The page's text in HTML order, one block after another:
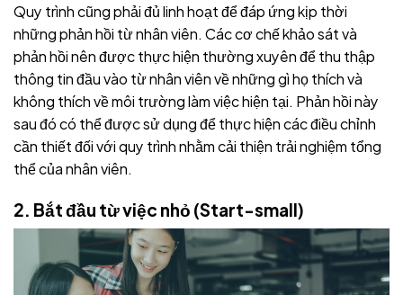
Quy trình cũng phải đủ linh hoạt để đáp ứng kịp thời
những phản hồi từ nhân viên. Các cơ chế khảo sát và
phản hồi nên được thực hiện thường xuyên để thu thập
thông tin đầu vào từ nhân viên về những gì họ thích và
không thích về môi trường làm việc hiện tại. Phản hồi này
sau đó có thể được sử dụng để thực hiện các điều chỉnh
cần thiết đối với quy trình nhằm cải thiện trải nghiệm tổng
thể của nhân viên.
2. Bắt đầu từ việc nhỏ (Start-small)